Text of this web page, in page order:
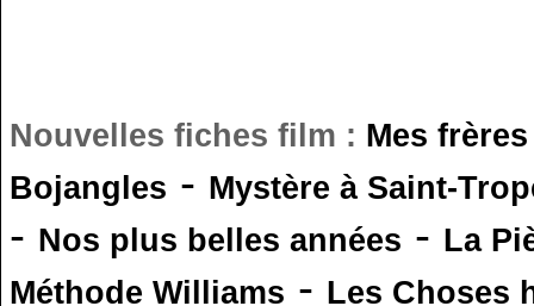
Nouvelles fiches film : Mes
Bojangles - Mystère à Saint-
- Nos plus belles années - La
Méthode Williams - Les Choses